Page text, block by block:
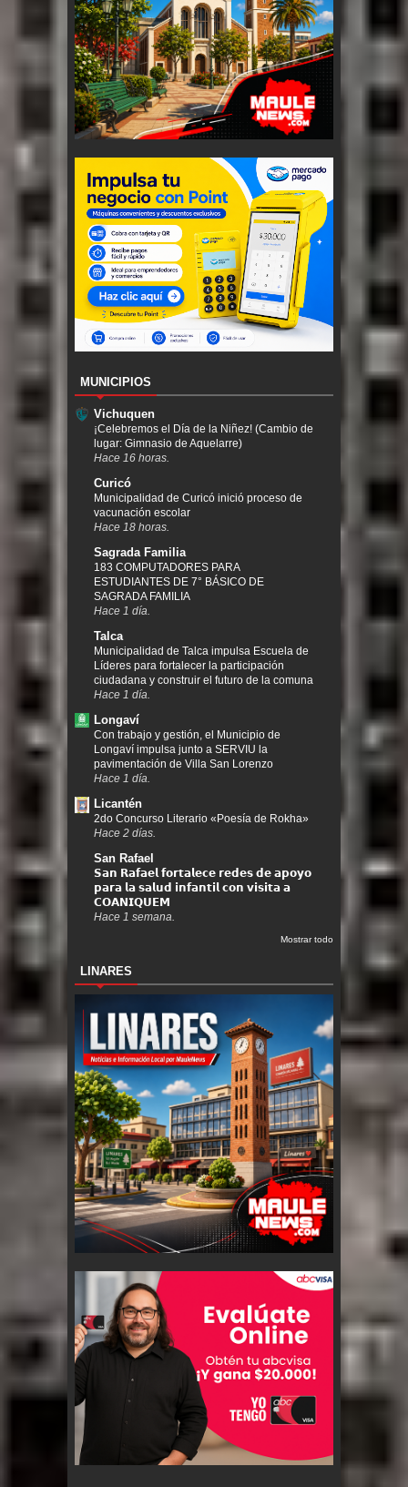
MUNICIPIOS
Vichuquen
¡Celebremos el Día de la Niñez! (Cambio de
lugar: Gimnasio de Aquelarre)
Hace 16 horas.
Curicó
Municipalidad de Curicó inició proceso de
vacunación escolar
Hace 18 horas.
Sagrada Familia
183 COMPUTADORES PARA
ESTUDIANTES DE 7° BÁSICO DE
SAGRADA FAMILIA
Hace 1 día.
Talca
Municipalidad de Talca impulsa Escuela de
Líderes para fortalecer la participación
ciudadana y construir el futuro de la comuna
Hace 1 día.
Longaví
Con trabajo y gestión, el Municipio de
Longaví impulsa junto a SERVIU la
pavimentación de Villa San Lorenzo
Hace 1 día.
Licantén
2do Concurso Literario «Poesía de Rokha»
Hace 2 días.
San Rafael
𝗦𝗮𝗻 𝗥𝗮𝗳𝗮𝗲𝗹 𝗳𝗼𝗿𝘁𝗮𝗹𝗲𝗰𝗲 𝗿𝗲𝗱𝗲𝘀 𝗱𝗲 𝗮𝗽𝗼𝘆𝗼
𝗽𝗮𝗿𝗮 𝗹𝗮 𝘀𝗮𝗹𝘂𝗱 𝗶𝗻𝗳𝗮𝗻𝘁𝗶𝗹 𝗰𝗼𝗻 𝘃𝗶𝘀𝗶𝘁𝗮 𝗮
𝗖𝗢𝗔𝗡𝗜𝗤𝗨𝗘𝗠
Hace 1 semana.
Mostrar todo
LINARES